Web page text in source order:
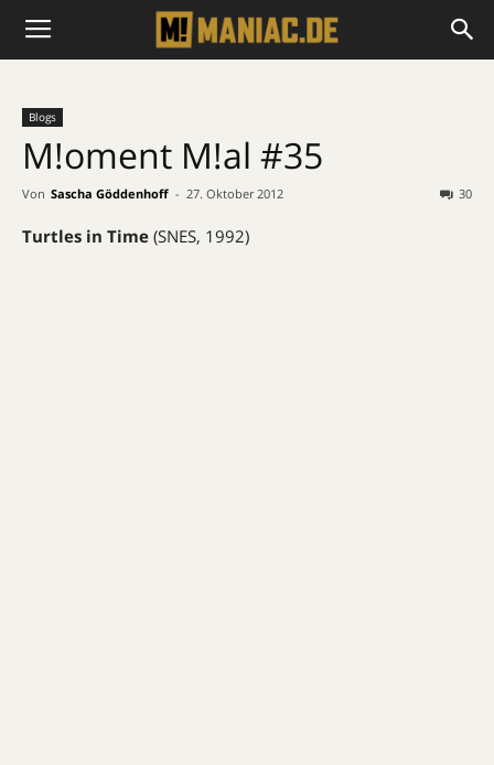
Blogs
M!oment M!al #35
Von Sascha Göddenhoff - 27. Oktober 2012 30
Turtles in Time (SNES, 1992)